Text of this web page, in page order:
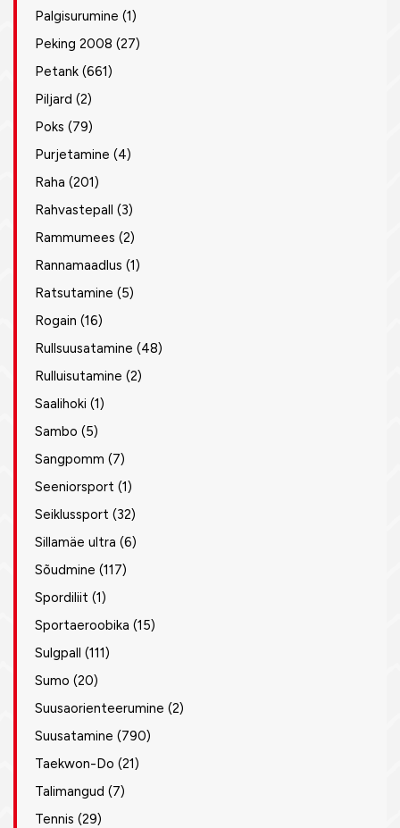
Palgisurumine (1)
Peking 2008 (27)
Petank (661)
Piljard (2)
Poks (79)
Purjetamine (4)
Raha (201)
Rahvastepall (3)
Rammumees (2)
Rannamaadlus (1)
Ratsutamine (5)
Rogain (16)
Rullsuusatamine (48)
Rulluisutamine (2)
Saalihoki (1)
Sambo (5)
Sangpomm (7)
Seeniorsport (1)
Seiklussport (32)
Sillamäe ultra (6)
Sõudmine (117)
Spordiliit (1)
Sportaeroobika (15)
Sulgpall (111)
Sumo (20)
Suusaorienteerumine (2)
Suusatamine (790)
Taekwon-Do (21)
Talimangud (7)
Tennis (29)